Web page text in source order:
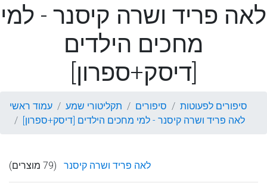
לאה פריד ושרה קיסנר - למי
מחכים הילדים
[דיסק+ספרון]
עמוד ראשי תקליטורי שמע סיפורים
סיפורים לפעוטות
לאה פריד ושרה קיסנר - למי מחכים הילדים [דיסק+ספרון]
לאה פריד ושרה קיסנר (79 מוצרים)